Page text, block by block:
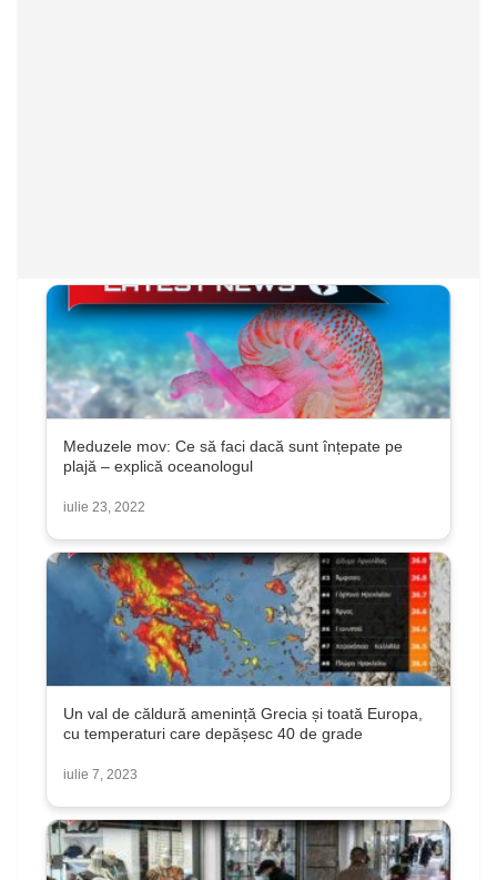
Meduzele mov: Ce să faci dacă sunt înțepate pe
plajă – explică oceanologul
iulie 23, 2022
Un val de căldură amenință Grecia și toată Europa,
cu temperaturi care depășesc 40 de grade
iulie 7, 2023